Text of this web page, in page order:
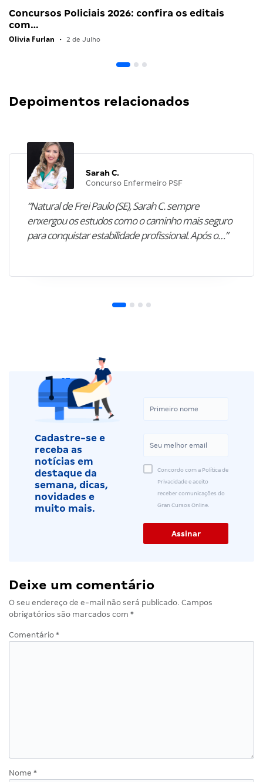
Concursos Policiais 2026: confira os editais
com…
Olivia Furlan • 2 de Julho
Depoimentos relacionados
Sarah C.
Concurso Enfermeiro PSF
“Natural de Frei Paulo (SE), Sarah C. sempre
enxergou os estudos como o caminho mais seguro
para conquistar estabilidade profissional. Após o…”
Cadastre-se e
receba as
notícias em
destaque da
semana, dicas,
novidades e
muito mais.
Concordo com a Política de
Privacidade e aceito
receber comunicações do
Gran Cursos Online.
Deixe um comentário
O seu endereço de e-mail não será publicado. Campos
obrigatórios são marcados com *
Comentário *
Nome *